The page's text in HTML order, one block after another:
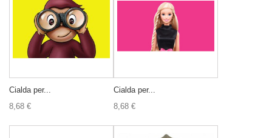
Cialda per...
8,68 €
Cialda per...
8,68 €